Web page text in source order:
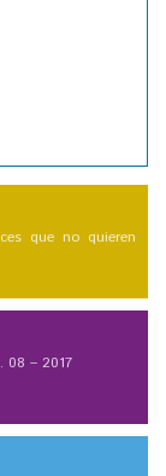
que no quieren
08 – 2017